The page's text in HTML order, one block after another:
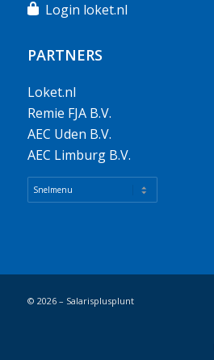
Login loket.nl
PARTNERS
Loket.nl
Remie FJA B.V.
AEC Uden B.V.
AEC Limburg B.V.
© 2026 – Salarisplusplunt